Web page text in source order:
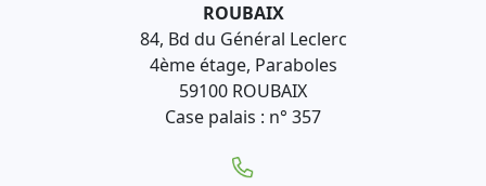
ROUBAIX
84, Bd du Général Leclerc
4ème étage, Paraboles
59100 ROUBAIX
Case palais : n° 357